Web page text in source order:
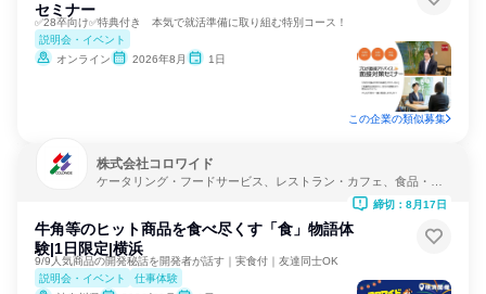
セミナー
✅28卒向け✅特典付き 本気で就活準備に取り組む特別コース！
説明会・イベント
オンライン
2026年8月 1日
この企業の類似募集
株式会社コロワイド
ケータリング・フードサービス、レストラン・カフェ、食品・飲
牛角等のヒット商品を食べ尽くす「食」物語体
験|1日限定|横浜
9/9人気商品の開発秘話を開発者が話す｜実食付｜友達同士OK
説明会・イベント
仕事体験
締切：8月17日